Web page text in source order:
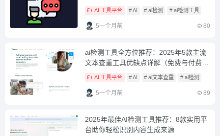
AI 工具平台 # AI # ai检测 # ai检测工具
5一个月前 80
ai检测工具全方位推荐：2025年5款主流
文本查重工具优缺点详解（免费与付费版
AI 工具平台 # AI # ai文本查重 # ai检测
5一个月前 89
2025年最佳AI检测工具推荐：8款实用平
台助你轻松识别内容生成来源